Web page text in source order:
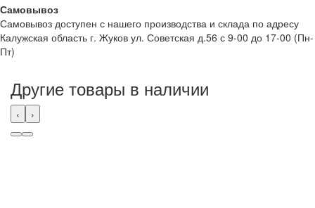
Самовывоз
Самовывоз доступен с нашего производства и склада по адресу
Калужская область г. Жуков ул. Советская д.56 с 9-00 до 17-00 (Пн-
Пт)
Другие товары в наличии
‹ ›